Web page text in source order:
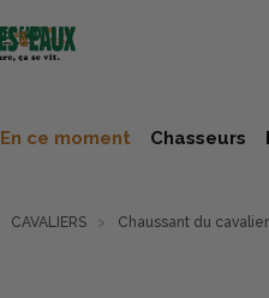
En ce moment Chasseurs
CAVALIERS Chaussant du cavalier